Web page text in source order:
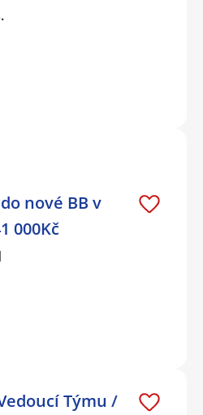
nové BB v
000Kč
Týmu /